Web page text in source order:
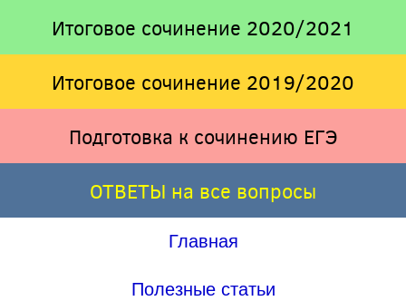
Итоговое сочинение 2020/2021
Итоговое сочинение 2019/2020
Подготовка к сочинению ЕГЭ
ОТВЕТЫ на все вопросы
Главная
Полезные статьи